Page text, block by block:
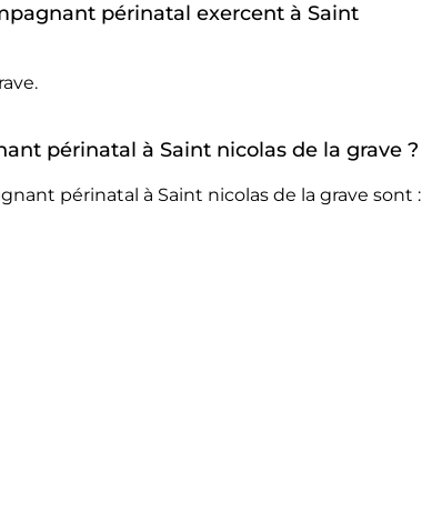
périnatal exercent à Saint
périnatal à Saint nicolas de la grave ?
périnatal à Saint nicolas de la grave sont :